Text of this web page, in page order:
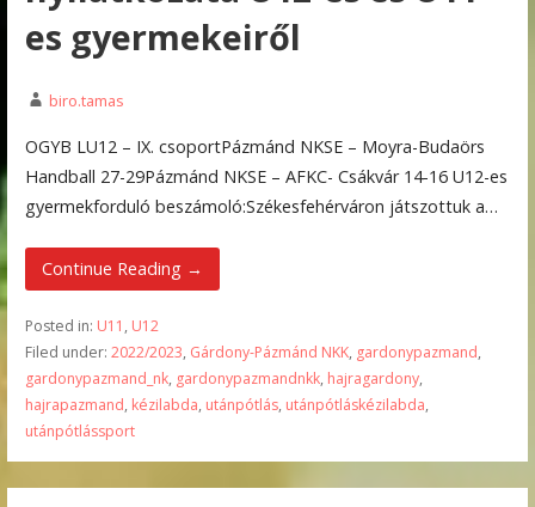
es gyermekeiről
biro.tamas
OGYB LU12 – IX. csoportPázmánd NKSE – Moyra-Budaörs
Handball 27-29Pázmánd NKSE – AFKC- Csákvár 14-16 U12-es
gyermekforduló beszámoló:Székesfehérváron játszottuk a…
Continue Reading →
Posted in: U11 , U12
Filed under: 2022/2023, Gárdony-Pázmánd NKK, gardonypazmand,
gardonypazmand_nk, gardonypazmandnkk, hajragardony,
hajrapazmand, kézilabda, utánpótlás, utánpótláskézilabda,
utánpótlássport